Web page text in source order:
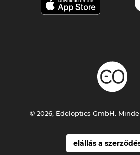
elállás a
© 2026, Edeloptics GmbH.